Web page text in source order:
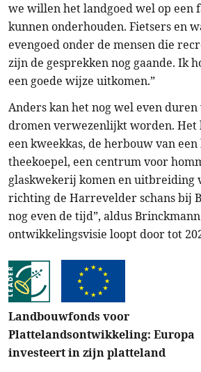
we willen het landgoed wel op een
kunnen onderhouden. Fietsers en
evengoed onder de mensen die
zijn de gesprekken nog gaande. Ik
een goede wijze uitkomen.”
Anders kan het nog wel even
dromen verwezenlijkt worden. Het
een kweekkas, de herbouw van
theekoepel, een centrum voor
glaskwekerij komen en uitbreiding
richting de Harrevelder schans bij
nog even de tijd”, aldus
ontwikkelingsvisie loopt door tot
Landbouwfonds voor
Plattelandsontwikkeling: Europa
investeert in zijn platteland